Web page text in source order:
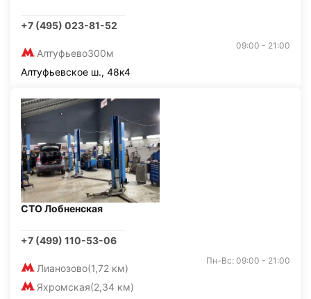
+7 (495) 023-81-52
Алтуфьево300м
09:00 - 21:00
Алтуфьевское ш., 48к4
СТО Лобненская
+7 (499) 110-53-06
Лианозово(1,72 км)
Яхромская(2,34 км)
Пн-Вс: 09:00 - 21:00